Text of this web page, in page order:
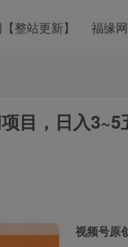
整站更新】 福缘
目，日入3~5
视频号原